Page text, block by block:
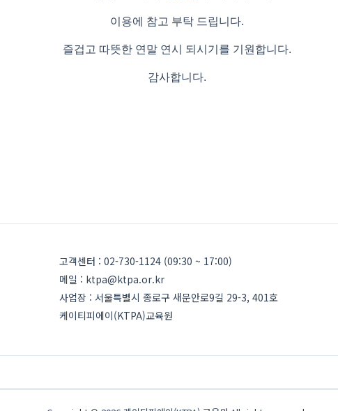
이용에 참고 부탁 드립니다.
즐겁고 따뜻한 연말 연시 되시기를 기원합니다.
감사합니다.
고객센터 : 02-730-1124 (09:30 ~ 17:00)
메일 : ktpa@ktpa.or.kr
사업장 : 서울특별시 종로구 새문안로9길 29-3, 401호
케이티피에이(KTPA)교육원